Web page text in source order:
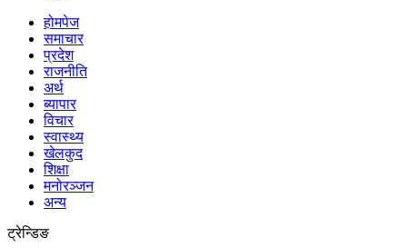
होमपेज
समाचार
प्रदेश
राजनीति
अर्थ
ब्यापार
विचार
स्वास्थ्य
खेलकुद
शिक्षा
मनोरञ्जन
अन्य
ट्रेन्डिङ